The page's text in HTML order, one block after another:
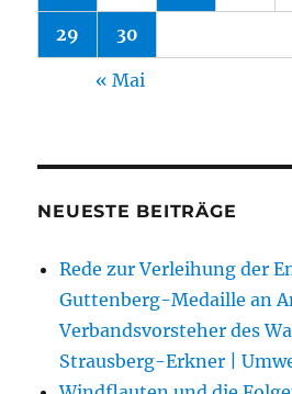
29 30
« Mai
NEUESTE BEITRÄGE
Rede zur Verleihung der
Guttenberg-Medaille an
Verbandsvorsteher des
Strausberg-Erkner |